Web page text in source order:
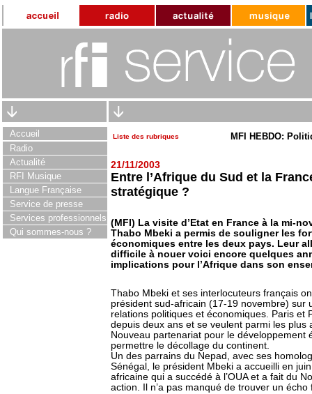
Accueil
Radio
Actualité
RFI Musique
Langue Française
Service de presse
Services professionnels
Qui sommes-nous ?
Liste des rubriques MFI HEBDO:
21/11/2003
Entre l’Afrique du Sud et la
stratégique ?
(MFI) La visite d’Etat en France à la mi-
Thabo Mbeki a permis de souligner les
économiques entre les deux pays. Leur
difficile à nouer voici encore quelques
implications pour l’Afrique dans son
Thabo Mbeki et ses interlocuteurs français
président sud-africain (17-19 novembre) sur
relations politiques et économiques. Paris et
depuis deux ans et se veulent parmi les plus
Nouveau partenariat pour le développement
permettre le décollage du continent.
Un des parrains du Nepad, avec ses
Sénégal, le président Mbeki a accueilli en
africaine qui a succédé à l’OUA et a fait du
action. Il n’a pas manqué de trouver un